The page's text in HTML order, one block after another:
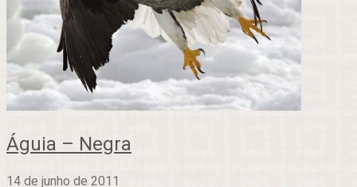
Águia – Negra
14 de junho de 2011